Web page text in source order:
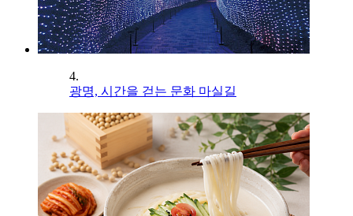
4.
광명, 시간을 걷는 문화 마실길